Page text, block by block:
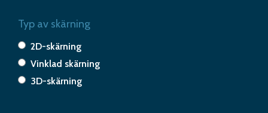
Typ av skärning
2D-skärning
Vinklad skärning
3D-skärning